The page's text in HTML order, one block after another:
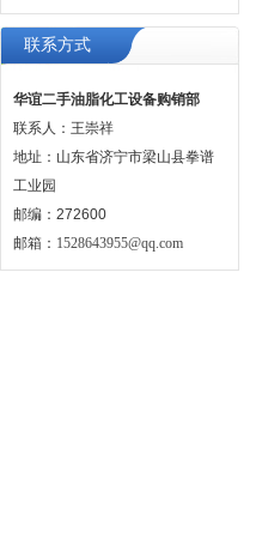
联系方式
华谊二手油脂化工设备购销部
联系人：王崇祥
地址：山东省济宁市梁山县拳谱
工业园
邮编：272600
邮箱： 1528643955@qq.com